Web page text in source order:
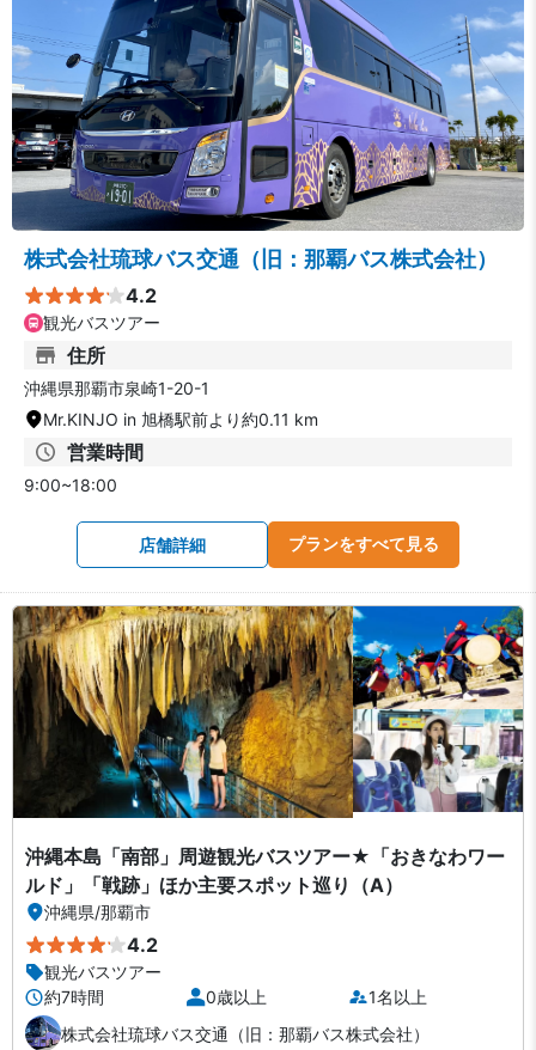
株式会社琉球バス交通（旧：那覇バス株式会社）
4.2
観光バスツアー
住所
沖縄県那覇市泉崎1-20-1
Mr.KINJO in 旭橋駅前より約0.11 km
営業時間
9:00~18:00
店舗詳細 プランをすべて見る
沖縄本島「南部」周遊観光バスツアー★「おきなわワー
ルド」「戦跡」ほか主要スポット巡り（A）
沖縄県/那覇市
4.2
観光バスツアー
約7時間
0歳以上
1名以上
株式会社琉球バス交通（旧：那覇バス株式会社）